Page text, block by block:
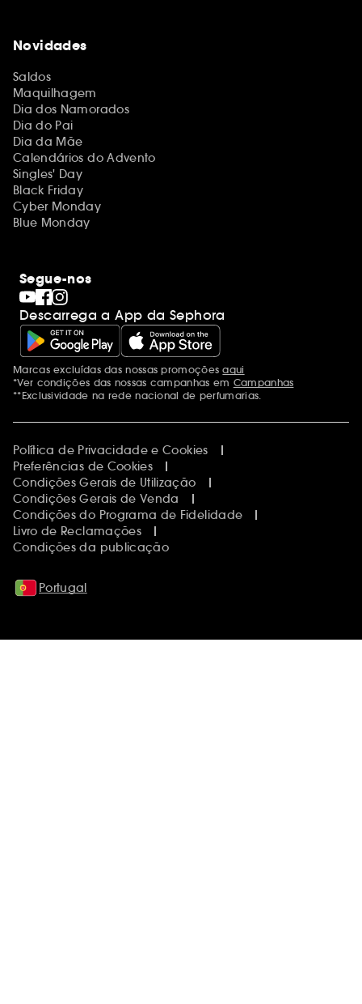
Novidades
Saldos
Maquilhagem
Dia dos Namorados
Dia do Pai
Dia da Mãe
Calendários do Advento
Singles' Day
Black Friday
Cyber Monday
Blue Monday
Segue-nos
Descarrega a App da Sephora
Menções adicionais
Marcas excluídas das nossas promoçõesaqui
*Ver condições das nossas campanhas em Campanhas
**Exclusividade na rede nacional de perfumarias.
Política de Privacidade e Cookies
Preferências de Cookies
Condições Gerais de Utilização
Condições Gerais de Venda
Condições do Programa de Fidelidade
Livro de Reclamações
Condições da publicação
Portugal